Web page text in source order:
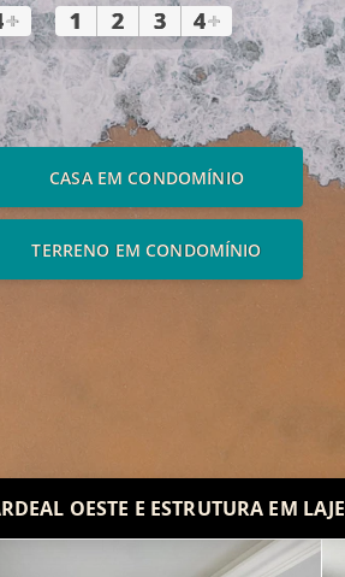
+ 1 2 3 4+
CASA EM CONDOMÍNIO
TERRENO EM CONDOMÍNIO
OESTE E ESTRUTURA EM LAJE